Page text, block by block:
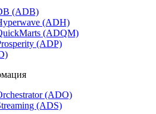
(ADB)
(ADH)
(ADQM)
(ADP)
(ADO)
(ADS)